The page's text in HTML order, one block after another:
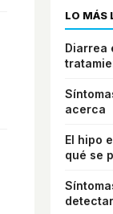
LO MÁS
Diarrea
acerca
El hipo
qué se